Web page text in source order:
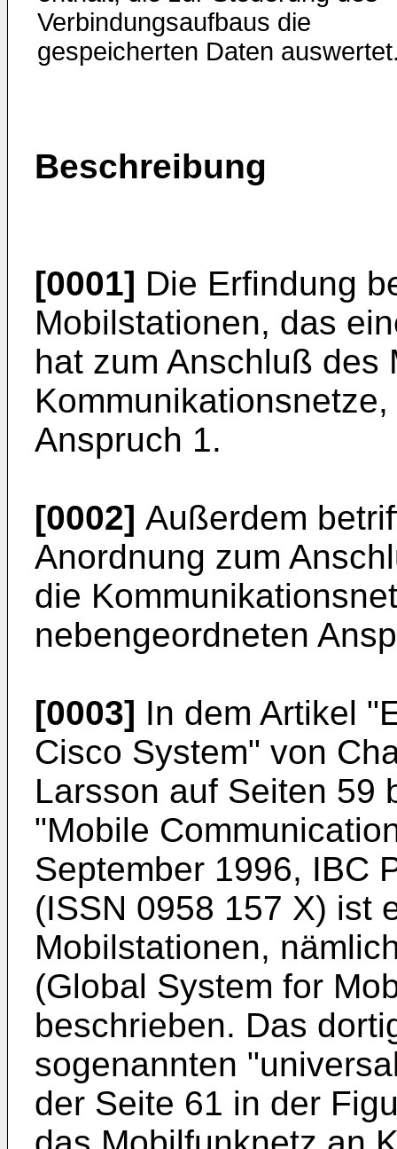
Verbindungsaufbaus die
gespeicherten Daten
Beschreibung
[0001] Die Erfindung
Mobilstationen, das
hat zum Anschluß des
Anspruch 1.
[0002] Außerdem
Anordnung zum
die
nebengeordneten
[0003] In dem Artikel
Cisco System" von
Larsson auf Seiten 59
"Mobile
September 1996, IBC
(ISSN 0958 157 X) ist
Mobilstationen,
(Global System for
beschrieben. Das
sogenannten
der Seite 61 in der